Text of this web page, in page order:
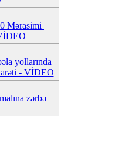
Mərasimi |
yollarında
- VİDEO
zərbə